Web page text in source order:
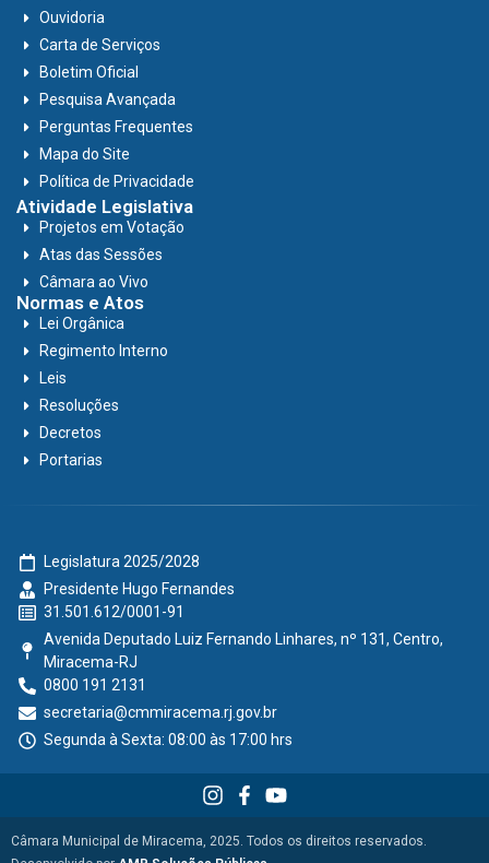
Ouvidoria
Carta de Serviços
Boletim Oficial
Pesquisa Avançada
Perguntas Frequentes
Mapa do Site
Política de Privacidade
Atividade Legislativa
Projetos em Votação
Atas das Sessões
Câmara ao Vivo
Normas e Atos
Lei Orgânica
Regimento Interno
Leis
Resoluções
Decretos
Portarias
Legislatura 2025/2028
Presidente Hugo Fernandes
31.501.612/0001-91
Avenida Deputado Luiz Fernando Linhares, nº 131, Centro,
Miracema-RJ
0800 191 2131
secretaria@cmmiracema.rj.gov.br
Segunda à Sexta: 08:00 às 17:00 hrs
Câmara Municipal de Miracema, 2025. Todos os direitos reservados.